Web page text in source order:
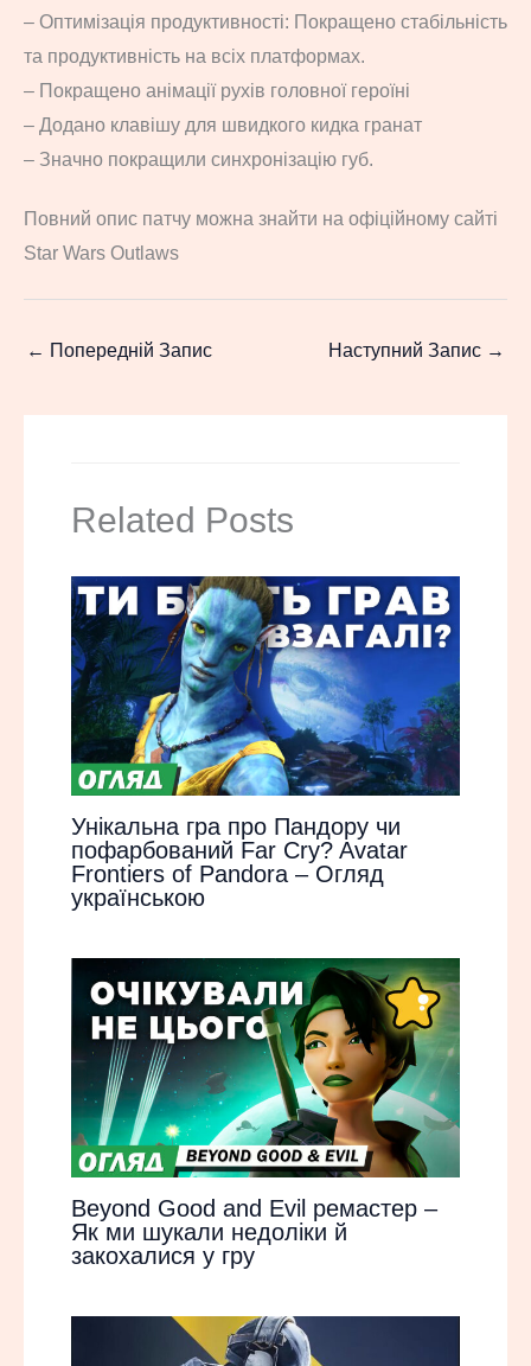
– Оптимізація продуктивності: Покращено стабільність
та продуктивність на всіх платформах.
– Покращено анімації рухів головної героїні
– Додано клавішу для швидкого кидка гранат
– Значно покращили синхронізацію губ.
Повний опис патчу можна знайти на офіційному сайті
Star Wars Outlaws
← Попередній Запис Наступний Запис →
Related Posts
Унікальна гра про Пандору чи
пофарбований Far Cry? Avatar
Frontiers of Pandora – Огляд
українською
Beyond Good and Evil ремастер –
Як ми шукали недоліки й
закохалися у гру